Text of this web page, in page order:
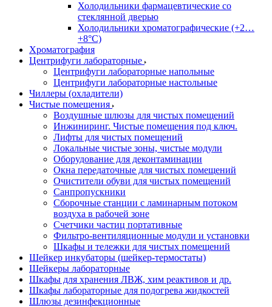
Холодильники фармацевтические со
стеклянной дверью
Холодильники хроматографические (+2…
+8°C)
Хроматография
Центрифуги лабораторные
Центрифуги лабораторные напольные
Центрифуги лабораторные настольные
Чиллеры (охладители)
Чистые помещения
Воздушные шлюзы для чистых помещений
Инжиниринг. Чистые помещения под ключ.
Лифты для чистых помещений
Локальные чистые зоны, чистые модули
Оборудование для деконтаминации
Окна передаточные для чистых помещений
Очистители обуви для чистых помещений
Санпропускники
Сборочные станции с ламинарным потоком
воздуха в рабочей зоне
Счетчики частиц портативные
Фильтро-вентиляционные модули и установки
Шкафы и тележки для чистых помещений
Шейкер инкубаторы (шейкер-термостаты)
Шейкеры лабораторные
Шкафы для хранения ЛВЖ, хим реактивов и др.
Шкафы лабораторные для подогрева жидкостей
Шлюзы дезинфекционные